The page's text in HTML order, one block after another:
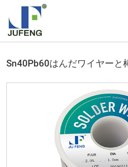
Sn40Pb60はんだワイヤーと